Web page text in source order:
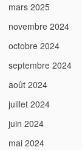
mars 2025
novembre 2024
octobre 2024
septembre 2024
août 2024
juillet 2024
juin 2024
mai 2024